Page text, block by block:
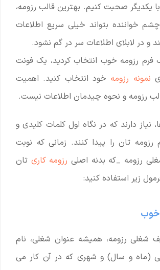
یکدیگر صحبت کنیم. بهترین قالب رزومه،
خواننده بتواند خیلی سریع اطلاعات
و در لابلای اطلاعات سر در گم نشود.
فرم رزومه خوب انتخاب کردید، یک فونت
نمونه رزومه خود انتخاب کنید. اهمیت
رزومه و نحوه چیدمان اطلاعات نیست.
نیاز دارند که در نگاه اول کلمات کلیدی و
تان را پیدا کنند. زمانی که نوبت
رزومه _که بدنه اصلی رزومه کاری تان
زیر استفاده کنید:
شغلی رزومه، همیشه عنوان شغلی، نام
(ماه و سال) و شهری که در آن کار می